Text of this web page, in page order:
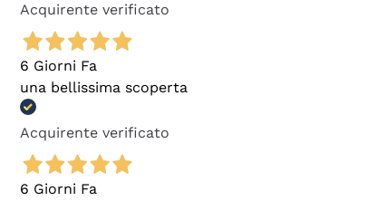
Acquirente verificato
6 Giorni Fa
una bellissima scoperta
Acquirente verificato
6 Giorni Fa